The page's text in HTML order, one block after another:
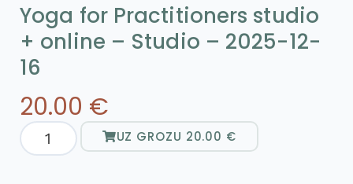
Yoga for Practitioners studio
+ online – Studio – 2025-12-
16
20.00 €
UZ GROZU 20.00 €